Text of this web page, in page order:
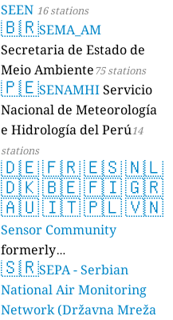
SEEN 16 stations
🇧🇷SEMA_AM
Secretaria de Estado de
Meio Ambiente75 stations
🇵🇪SENAMHIServicio
Nacional de Meteorología
e Hidrología del Perú14
stations
🇩🇪🇫🇷🇪🇸🇳🇱
🇩🇰🇧🇪🇫🇮🇬🇷
🇦🇺🇮🇹🇵🇱🇻🇳
Sensor Community
formerly
luftdaten.info35808 stations
🇸🇷SEPA - Serbian
National Air Monitoring
Network (Državna Mreža